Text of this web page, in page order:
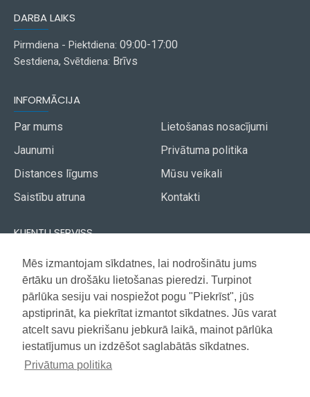
Mēs izmantojam sīkdatnes, lai nodrošinātu jums
ērtāku un drošāku lietošanas pieredzi. Turpinot
pārlūka sesiju vai nospiežot pogu "Piekrīst", jūs
apstiprināt, ka piekrītat izmantot sīkdatnes. Jūs varat
atcelt savu piekrišanu jebkurā laikā, mainot pārlūka
iestatījumus un izdzēšot saglabātās sīkdatnes.
Privātuma politika
DARBA LAIKS
Pirmdiena - Piektdiena: 09:00-17:00
Sestdiena, Svētdiena: Brīvs
INFORMĀCIJA
Par mums
Jaunumi
Distances līgums
Saistību atruna
Lietošanas nosacījumi
Privātuma politika
Mūsu veikali
Kontakti
KLIENTU SERVISS
Piegāde
Apmaksa
Garantija
Akcijas avīze
Vietnes karte
Copyright © 2021, Super Selection, Visas tiesības aizsargātas